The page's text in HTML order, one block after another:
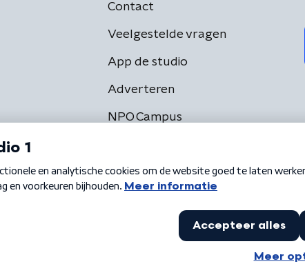
Contact
Veelgestelde vragen
App de studio
Adverteren
NPO Campus
Privacybeleid